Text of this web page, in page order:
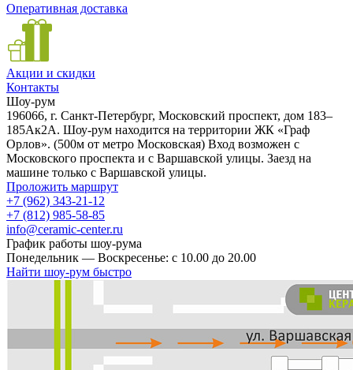
Оперативная доставка
Акции и скидки
Контакты
Шоу-рум
196066, г. Санкт-Петербург, Московский проспект, дом 183–
185Ак2А. Шоу-рум находится на территории ЖК «Граф
Орлов». (500м от метро Московская) Вход возможен с
Московского проспекта и с Варшавской улицы. Заезд на
машине только с Варшавской улицы.
Проложить маршрут
+7 (962) 343-21-12
+7 (812) 985-58-85
info@ceramic-center.ru
График работы шоу-рума
Понедельник — Воскресенье: с 10.00 до 20.00
Найти шоу-рум быстро